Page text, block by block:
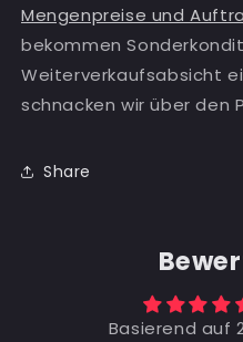
Mengenpreise und
bekommen
Weiterverkaufsabsicht
schnacken wir über den
Share
Basierend auf